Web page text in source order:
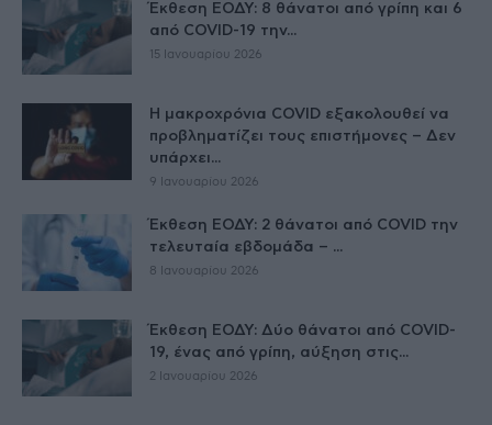
Έκθεση ΕΟΔΥ: 8 θάνατοι από γρίπη και 6
από COVID-19 την...
15 Ιανουαρίου 2026
Η μακροχρόνια COVID εξακολουθεί να
προβληματίζει τους επιστήμονες – Δεν
υπάρχει...
9 Ιανουαρίου 2026
Έκθεση ΕΟΔΥ: 2 θάνατοι από COVID την
τελευταία εβδομάδα – ...
8 Ιανουαρίου 2026
Έκθεση ΕΟΔΥ: Δύο θάνατοι από COVID-
19, ένας από γρίπη, αύξηση στις...
2 Ιανουαρίου 2026